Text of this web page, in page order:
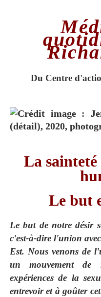
Du Centre
La sainteté
Le but
Le but de notre désir
c'est-à-dire l'union
Est. Nous venons de
un mouvement de
expériences de la
entrevoir et à goûter